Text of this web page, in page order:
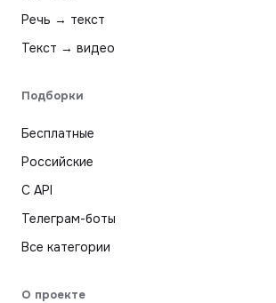
Речь → текст
Текст → видео
Подборки
Бесплатные
Российские
С API
Телеграм-боты
Все категории
О проекте